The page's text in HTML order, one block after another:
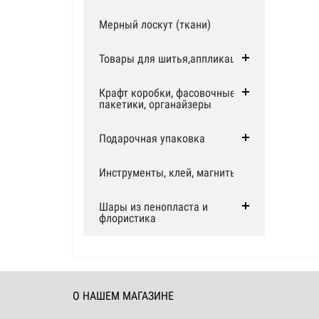
Мерный лоскут (ткани)
Товары для шитья,аппликации
Крафт коробки, фасовочные
пакетики, органайзеры
Подарочная упаковка
Инструменты, клей, магниты
Шары из пенопласта и
флористика
О НАШЕМ МАГАЗИНЕ